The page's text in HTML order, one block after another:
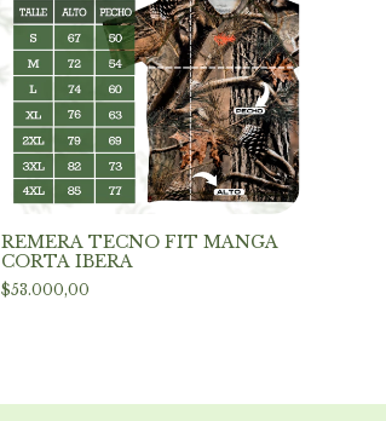
REMERA TECNO FIT MANGA
CORTA IBERA
$53.000,00